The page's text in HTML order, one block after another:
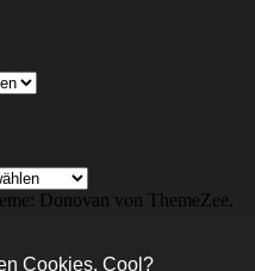
Donovan von ThemeZee.
Cookies. Cool?